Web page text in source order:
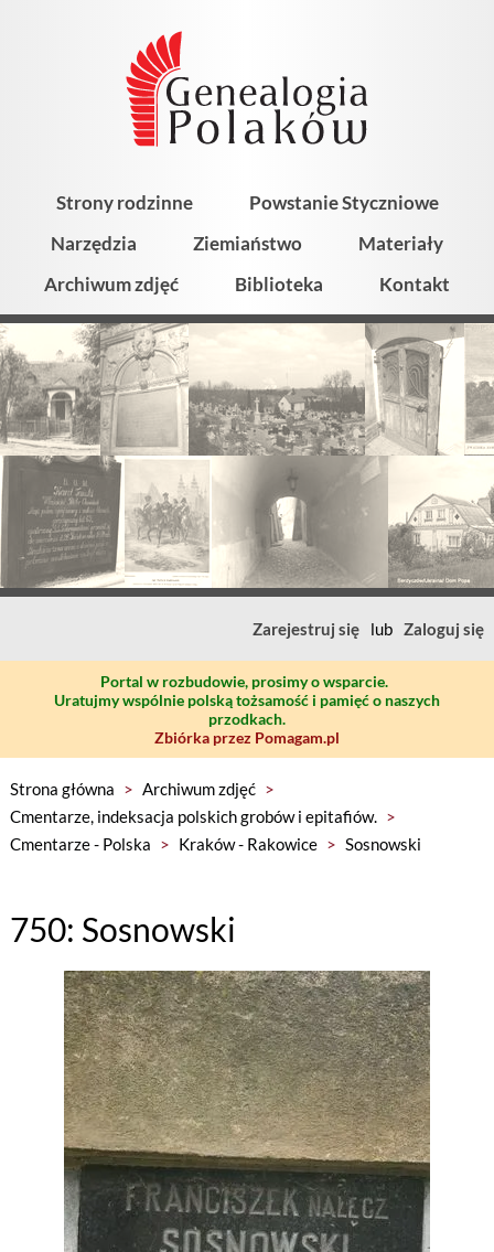
Strony rodzinne
Powstanie Styczniowe
Narzędzia
Ziemiaństwo
Materiały
Archiwum zdjęć
Biblioteka Kontakt
Zarejestruj się lub Zaloguj się
Portal w rozbudowie, prosimy o wsparcie.
Uratujmy wspólnie polską tożsamość i pamięć o naszych
przodkach.
Zbiórka przez Pomagam.pl
Strona główna > Archiwum zdjęć >
Cmentarze, indeksacja polskich grobów i epitafiów. >
Cmentarze - Polska > Kraków - Rakowice > Sosnowski
750: Sosnowski